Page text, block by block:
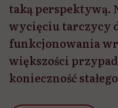
taką perspektywą.
wycięciu tarczycy
funkcjonowania
większości
konieczność